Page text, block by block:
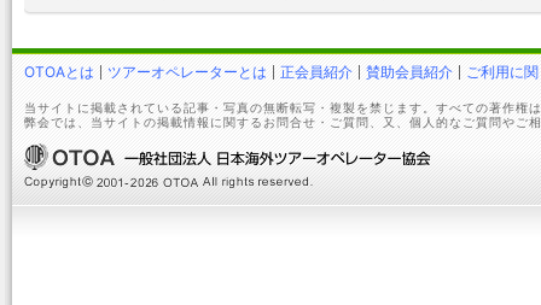
OTOAとは ツアーオペレーターとは 正会員紹介 賛助会員紹介 ご利用に
当サイトに掲載されている記事・写真の無断転写・複製を禁じます。すべての著作権
弊会では、当サイトの掲載情報に関するお問合せ・ご質問、又、個人的なご質問やご